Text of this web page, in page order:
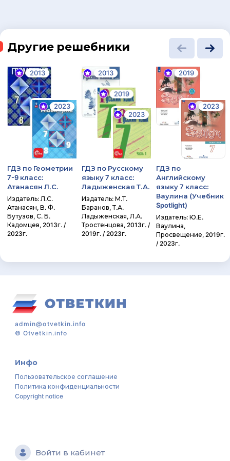
Другие решебники
2013
2023
ГДЗ по Геометрии
7-9 класс:
Атанасян Л.С.
Издатель: Л.С.
Атанасян, В. Ф.
Бутузов, С. Б.
Кадомцев, 2013г. /
2023г.
2013
2019
2023
ГДЗ по Русскому
языку 7 класс:
Ладыженская Т.А.
Издатель: М.Т.
Баранов, Т.А.
Ладыженская, Л.А.
Тростенцова, 2013г. /
2019г. / 2023г.
2019
2023
ГДЗ по
Английскому
языку 7 класс:
Ваулина (Учебник
Spotlight)
Издатель: Ю.Е.
Ваулина,
Просвещение, 2019г.
/ 2023г.
admin@otvetkin.info
©Otvetkin.info
Инфо
Пользовательское соглашение
Политика конфиденциальности
Copyright notice
Войти в кабинет